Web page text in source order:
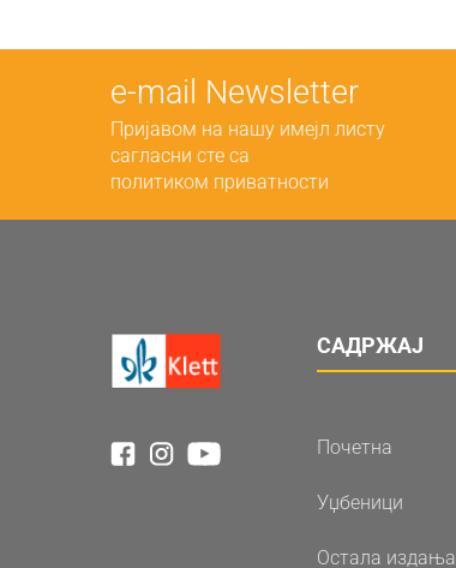
е-mail Newsletter
Пријавом на нашу имејл листу
сагласни сте са
политиком приватности
САДРЖАЈ
Почетна
Уџбеници
Остала издања